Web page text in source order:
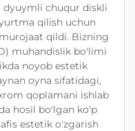
dyuymli chuqur diskli
qilish uchun
qildi. Bizning
muhandislik bo'limi
noyob estetik
oyna sifatidagi,
qoplamani ishlab
hosil bo'lgan ko'p
estetik o'zgarish